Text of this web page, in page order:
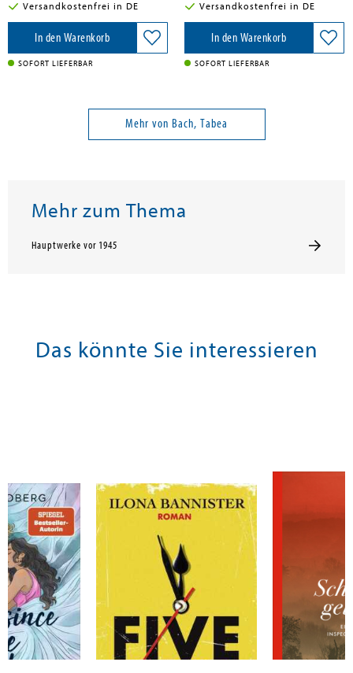
Versandkostenfrei in DE
In den Warenkorb
SOFORT LIEFERBAR
Versandkostenfrei in DE
In den Warenkorb
SOFORT LIEFERBAR
Mehr von Bach, Tabea
Mehr zum Thema
Hauptwerke vor 1945
Das könnte Sie interessieren